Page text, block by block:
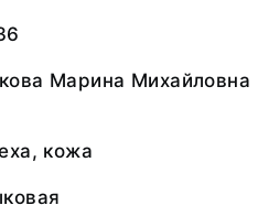
Марина Михайловна
кожа